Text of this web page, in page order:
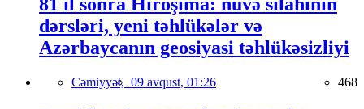
dərsləri, yeni təhlükələr və
Azərbaycanın geosiyasi təhlükəsizliyi
Cəmiyyət, 09 avqust, 01:26 468